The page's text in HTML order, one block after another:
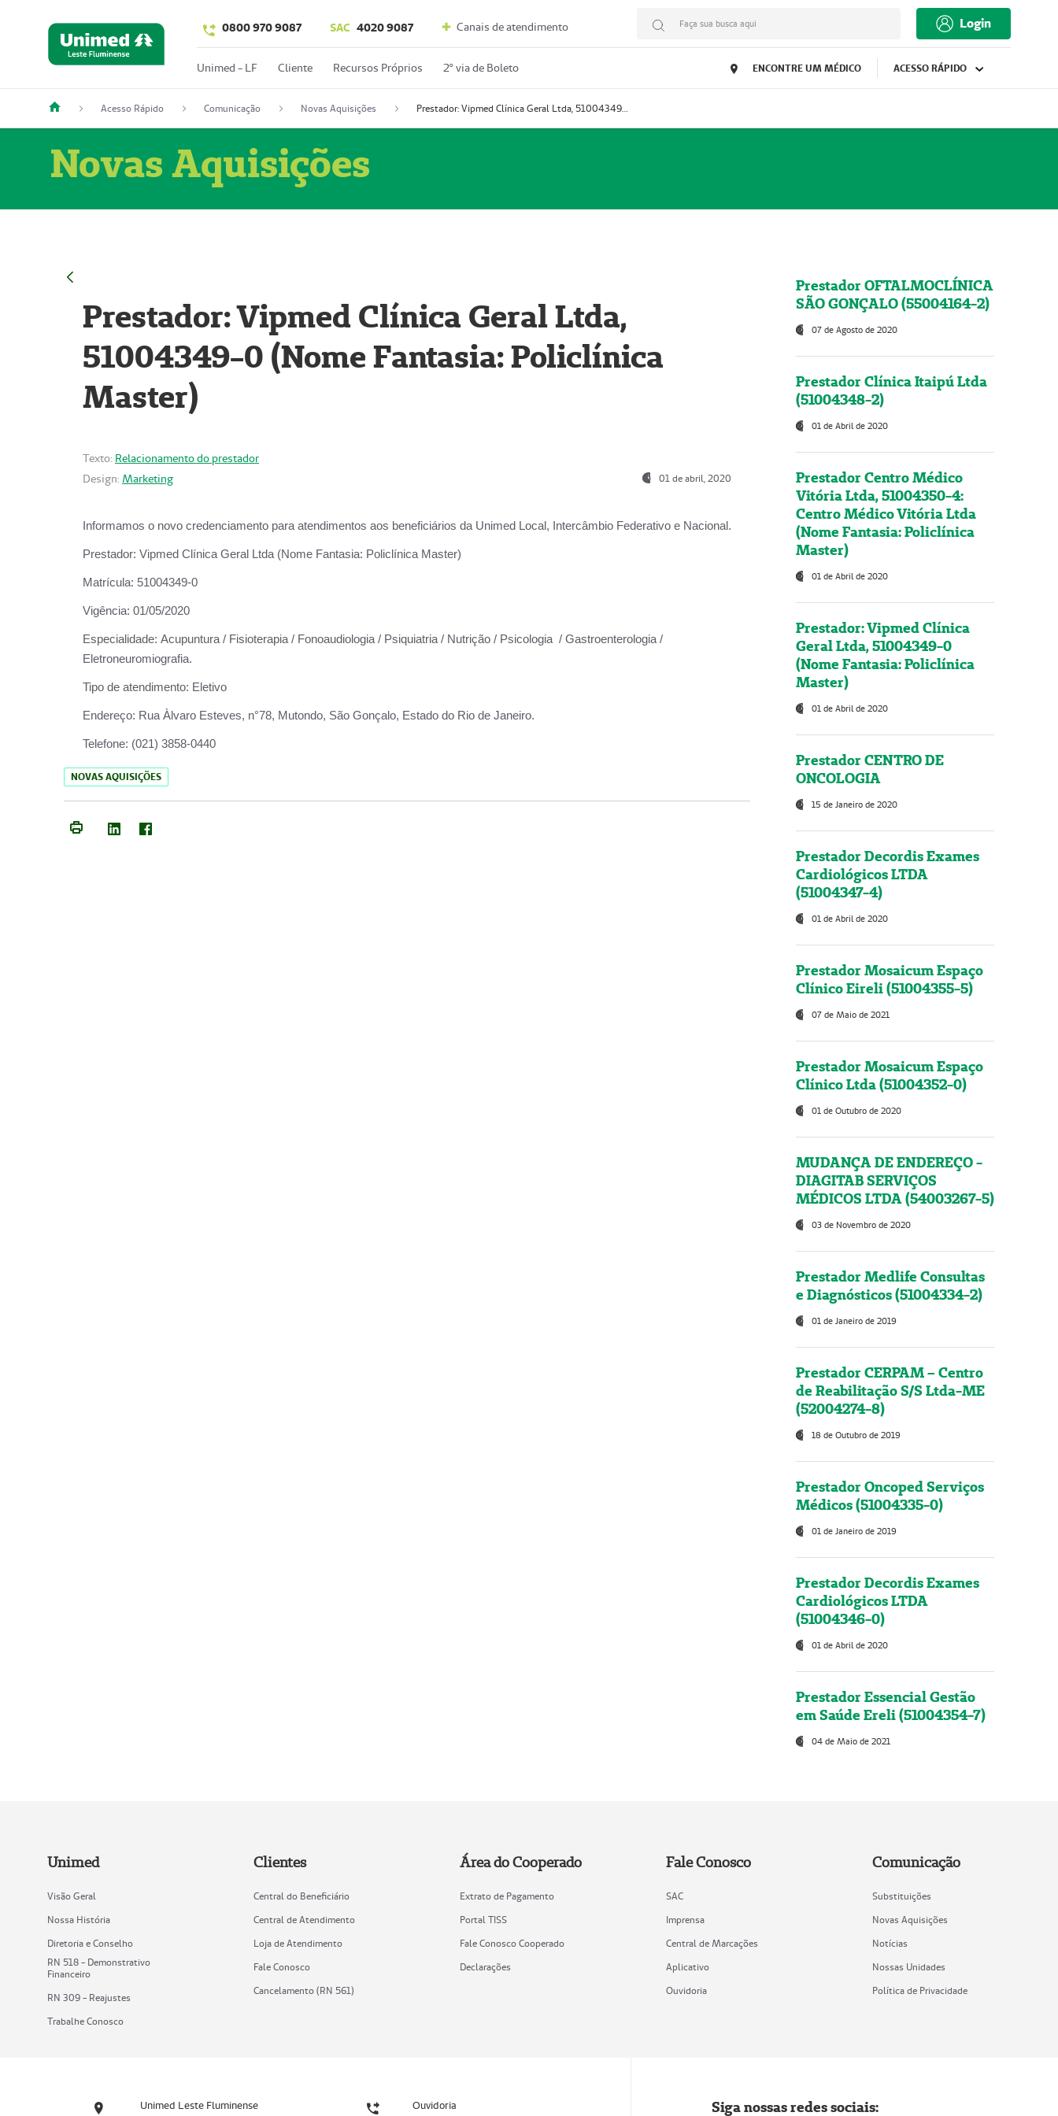
0800 970 9087 SAC 4020 9087 Canais de atendimento Faça sua busca aqui Login
Unimed - LF Cliente Recursos Próprios 2º via de Boleto ENCONTRE UM MÉDICO ACESSO RÁPIDO
Acesso Rápido Comunicação Novas Aquisições Prestador: Vipmed Clínica Geral Ltda, 51004349-0 (Nome Fantasia: Policlínica Master)
Novas Aquisições
Prestador: Vipmed Clínica Geral Ltda,
51004349-0 (Nome Fantasia: Policlínica
Master)
Texto: Relacionamento do prestador
Design: Marketing 01 de abril, 2020
Informamos o novo credenciamento para atendimentos aos beneficiários da Unimed Local, Intercâmbio Federativo e Nacional.
Prestador: Vipmed Clínica Geral Ltda (Nome Fantasia: Policlínica Master)
Matrícula: 51004349-0
Vigência: 01/05/2020
Especialidade: Acupuntura / Fisioterapia / Fonoaudiologia / Psiquiatria / Nutrição / Psicologia / Gastroenterologia /
Eletroneuromiografia.
Tipo de atendimento: Eletivo
Endereço: Rua Àlvaro Esteves, n°78, Mutondo, São Gonçalo, Estado do Rio de Janeiro.
Telefone: (021) 3858-0440
NOVAS AQUISIÇÕES
Prestador OFTALMOCLÍNICA
SÃO GONÇALO (55004164-2)
07 de Agosto de 2020
Prestador Clínica Itaipú Ltda
(51004348-2)
01 de Abril de 2020
Prestador Centro Médico
Vitória Ltda, 51004350-4:
Centro Médico Vitória Ltda
(Nome Fantasia: Policlínica
Master)
01 de Abril de 2020
Prestador: Vipmed Clínica
Geral Ltda, 51004349-0
(Nome Fantasia: Policlínica
Master)
01 de Abril de 2020
Prestador CENTRO DE
ONCOLOGIA
15 de Janeiro de 2020
Prestador Decordis Exames
Cardiológicos LTDA
(51004347-4)
01 de Abril de 2020
Prestador Mosaicum Espaço
Clínico Eireli (51004355-5)
07 de Maio de 2021
Prestador Mosaicum Espaço
Clínico Ltda (51004352-0)
01 de Outubro de 2020
MUDANÇA DE ENDEREÇO -
DIAGITAB SERVIÇOS
MÉDICOS LTDA (54003267-5)
03 de Novembro de 2020
Prestador Medlife Consultas
e Diagnósticos (51004334-2)
01 de Janeiro de 2019
Prestador CERPAM – Centro
de Reabilitação S/S Ltda-ME
(52004274-8)
18 de Outubro de 2019
Prestador Oncoped Serviços
Médicos (51004335-0)
01 de Janeiro de 2019
Prestador Decordis Exames
Cardiológicos LTDA
(51004346-0)
01 de Abril de 2020
Prestador Essencial Gestão
em Saúde Ereli (51004354-7)
04 de Maio de 2021
Unimed
Visão Geral
Nossa História
Diretoria e Conselho
RN 518 - Demonstrativo
Financeiro
RN 309 - Reajustes
Trabalhe Conosco
Clientes
Central do Beneficiário
Central de Atendimento
Loja de Atendimento
Fale Conosco
Cancelamento (RN 561)
Área do Cooperado
Extrato de Pagamento
Portal TISS
Fale Conosco Cooperado
Declarações
Fale Conosco
SAC
Imprensa
Central de Marcações
Aplicativo
Ouvidoria
Comunicação
Substituições
Novas Aquisições
Notícias
Nossas Unidades
Política de Privacidade
Unimed Leste Fluminense Ouvidoria Siga nossas redes sociais: